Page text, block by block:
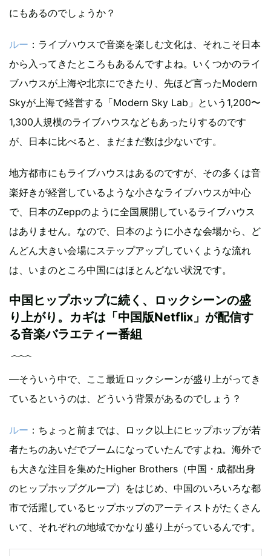
にもあるのでしょうか？
ルー ：ライブハウスで音楽を楽しむ文化は、それこそ日本
から入ってきたところもあるんですよね。いくつかのライ
ブハウスが上海や北京にできたり、先ほど言ったModern
Skyが上海で経営する「Modern Sky Lab」という1,200〜
1,300人規模のライブハウスなどもあったりするのです
が、日本に比べると、まだまだ数は少ないです。
地方都市にもライブハウスはあるのですが、その多くは音
楽好きが経営しているような小さなライブハウスが中心
で、日本のZeppのように全国展開しているライブハウス
はありません。なので、日本のように小さな会場から、ど
んどん大きい会場にステップアップしていくような流れ
は、いまのところ中国にはほとんどない状況です。
中国ヒップホップに続く、ロックシーンの盛
り上がり。カギは「中国版Netflix」が配信す
る音楽バラエティー番組
―そういう中で、ここ最近ロックシーンが盛り上がってき
ているというのは、どういう背景があるのでしょう？
ルー ：ちょっと前までは、ロック以上にヒップホップが若
者たちのあいだでブームになっていたんですよね。海外で
も大きな注目を集めたHigher Brothers（中国・成都出身
のヒップホップグループ）をはじめ、中国のいろいろな都
市で活躍しているヒップホップのアーティストがたくさん
いて、それぞれの地域でかなり盛り上がっているんです。